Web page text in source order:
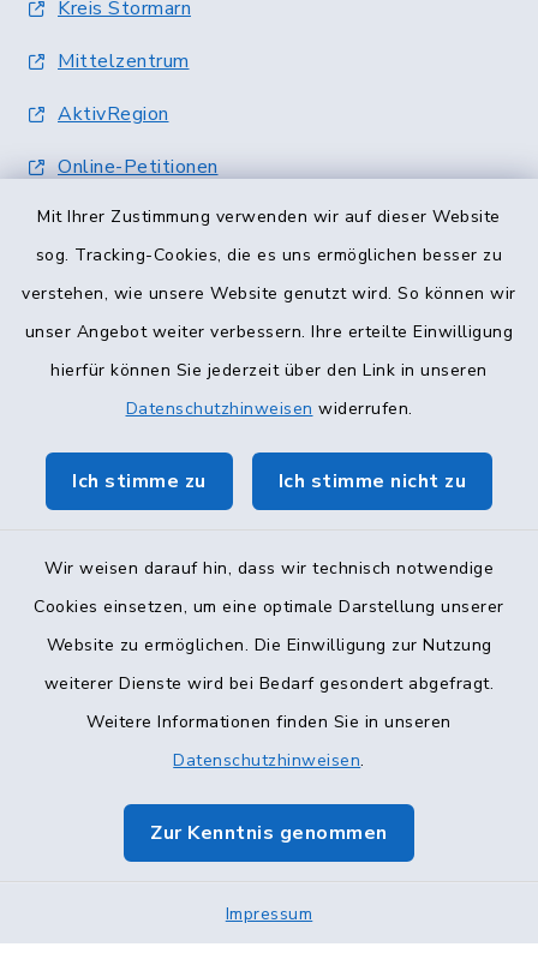
Mit Ihrer Zustimmung verwenden wir auf dieser Website
sog. Tracking-Cookies, die es uns ermöglichen besser zu
verstehen, wie unsere Website genutzt wird. So können wir
unser Angebot weiter verbessern. Ihre erteilte Einwilligung
hierfür können Sie jederzeit über den Link in unseren
Datenschutzhinweisen widerrufen.
Ich stimme zu Ich stimme nicht zu
Wir weisen darauf hin, dass wir technisch notwendige
Cookies einsetzen, um eine optimale Darstellung unserer
Website zu ermöglichen. Die Einwilligung zur Nutzung
weiterer Dienste wird bei Bedarf gesondert abgefragt.
Weitere Informationen finden Sie in unseren
Datenschutzhinweisen.
Zur Kenntnis genommen
Impressum
Kreis Stormarn
Mittelzentrum
AktivRegion
Online-Petitionen
Terminvergabe
Barrierefreiheit
Sitemap